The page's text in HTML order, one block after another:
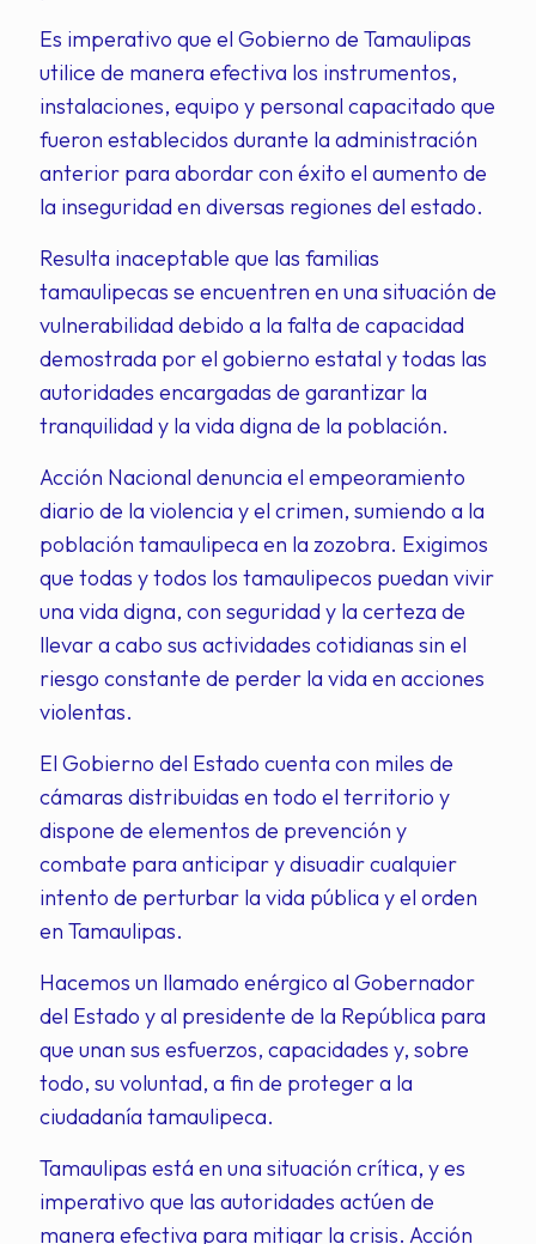
Es imperativo que el Gobierno de Tamaulipas
utilice de manera efectiva los instrumentos,
instalaciones, equipo y personal capacitado que
fueron establecidos durante la administración
anterior para abordar con éxito el aumento de
la inseguridad en diversas regiones del estado.
Resulta inaceptable que las familias
tamaulipecas se encuentren en una situación de
vulnerabilidad debido a la falta de capacidad
demostrada por el gobierno estatal y todas las
autoridades encargadas de garantizar la
tranquilidad y la vida digna de la población.
Acción Nacional denuncia el empeoramiento
diario de la violencia y el crimen, sumiendo a la
población tamaulipeca en la zozobra. Exigimos
que todas y todos los tamaulipecos puedan vivir
una vida digna, con seguridad y la certeza de
llevar a cabo sus actividades cotidianas sin el
riesgo constante de perder la vida en acciones
violentas.
El Gobierno del Estado cuenta con miles de
cámaras distribuidas en todo el territorio y
dispone de elementos de prevención y
combate para anticipar y disuadir cualquier
intento de perturbar la vida pública y el orden
en Tamaulipas.
Hacemos un llamado enérgico al Gobernador
del Estado y al presidente de la República para
que unan sus esfuerzos, capacidades y, sobre
todo, su voluntad, a fin de proteger a la
ciudadanía tamaulipeca.
Tamaulipas está en una situación crítica, y es
imperativo que las autoridades actúen de
manera efectiva para mitigar la crisis. Acción